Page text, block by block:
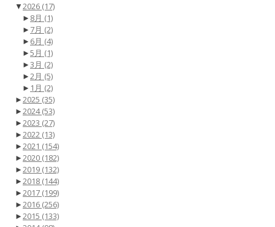
▼2026 (17)
► 8月 (1)
► 7月 (2)
► 6月 (4)
►5月 (1)
►3月 (2)
►2月 (5)
► 1月 (2)
►2025 (35)
►2024(53)
►2023 (27)
►2022 (13)
►2021 (154)
►2020 (182)
►2019 (132)
►2018 (144)
►2017 (199)
►2016 (256)
►2015 (133)